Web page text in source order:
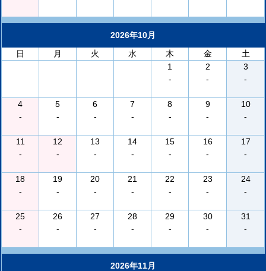
2026年10月
日
月 火 水 木 金
土
1
-
2
-
3
-
4
-
5
-
6
-
7
-
8
-
9
-
10
-
11
-
12
-
13
-
14
-
15
-
16
-
17
-
18
-
19
-
20
-
21
-
22
-
23
-
24
-
25
-
26
-
27
-
28
-
29
-
30
-
31
-
2026年11月